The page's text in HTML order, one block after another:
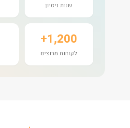
שנות ניסיון
1,200+
לקוחות מרוצים